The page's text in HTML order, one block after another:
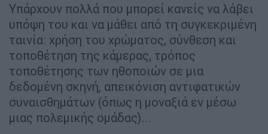
Υπάρχουν πολλά που μπορεί κανείς να λάβει
υπόψη του και να μάθει από τη συγκεκριμένη
ταινία: χρήση του χρώματος, σύνθεση και
τοποθέτηση της κάμερας, τρόπος
τοποθέτησης των ηθοποιών σε μια
δεδομένη σκηνή, απεικόνιση αντιφατικών
συναισθημάτων (όπως η μοναξιά εν μέσω
μιας πολεμικής ομάδας)...